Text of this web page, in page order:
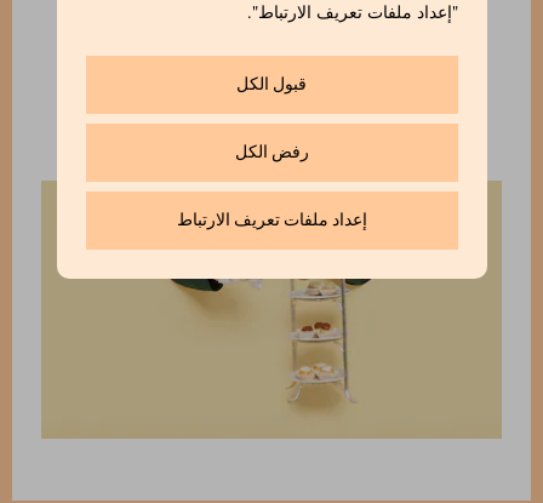
"إعداد ملفات تعريف الارتباط".
قبول الكل
رفض الكل
إعداد ملفات تعريف الارتباط